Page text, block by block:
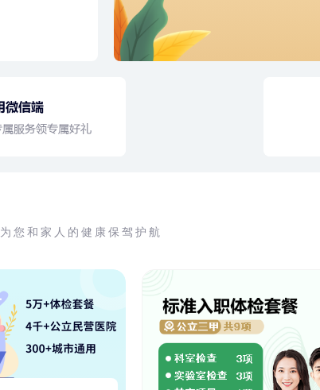
为您和家人的健康保驾护航